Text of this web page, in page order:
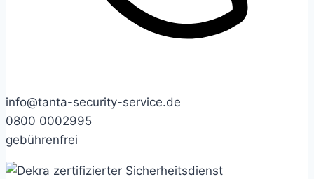
info@tanta-security-service.de
0800 0002995
gebührenfrei